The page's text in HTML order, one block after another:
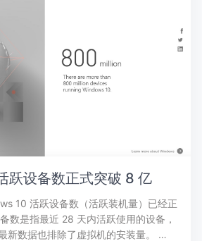
跃设备数正式突破 8 亿
10 活跃设备数（活跃装机量）已经正
数是指最近 28 天内活跃使用的设备，
新数据也排除了虚拟机的安装量。 …